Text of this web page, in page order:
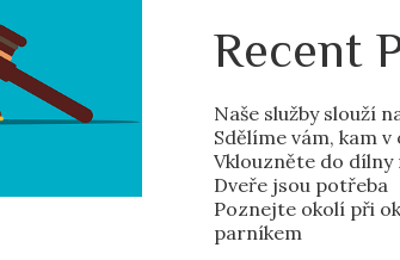
Recent
Naše služby slouží
Sdělíme vám, kam
Vklouzněte do
Dveře jsou potřeba
Poznejte okolí při
parníkem